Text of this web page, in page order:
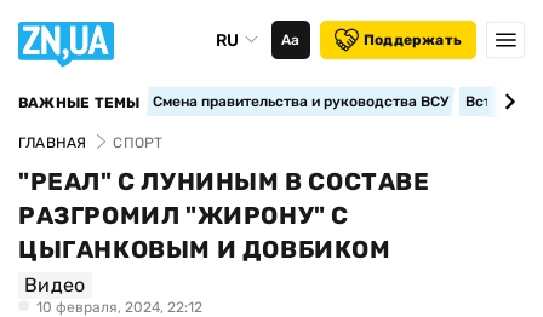
RU Аа Поддержать
ВАЖНЫЕ ТЕМЫ Смена правительства и руководства ВСУ
ГЛАВНАЯ СПОРТ
"РЕАЛ" С ЛУНИНЫМ В СОСТАВЕ
РАЗГРОМИЛ "ЖИРОНУ" С
ЦЫГАНКОВЫМ И ДОВБИКОМ
Видео
10 февраля, 2024, 22:12